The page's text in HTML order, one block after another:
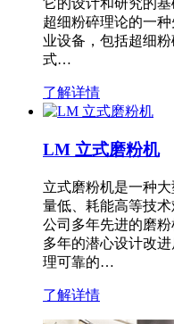
它的设计和研究的
超细粉碎理论的一
业设备，包括超细
式…
了解详情
LM 立式磨粉机
立式磨粉机是一种
量低、耗能高等技
公司多年先进的磨
多年的潜心设计改
理可靠的…
了解详情